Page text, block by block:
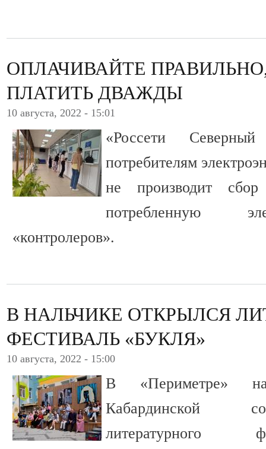
ОПЛАЧИВАЙТЕ
ПЛАТИТЬ ДВАЖДЫ
10 августа, 2022 - 15:01
«Россети
потребителям
не производит
потребленную
«контролеров».
В НАЛЬЧИКЕ ОТКРЫЛСЯ
ФЕСТИВАЛЬ «БУКЛЯ»
10 августа, 2022 - 15:00
В «Периметре»
Кабардинской
литературного